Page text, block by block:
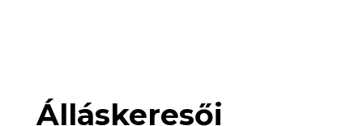
Álláskeresői